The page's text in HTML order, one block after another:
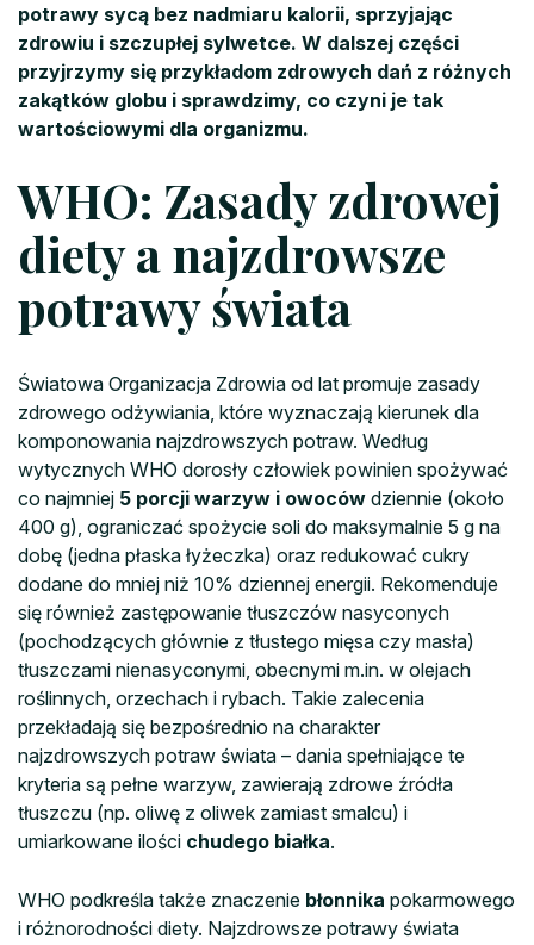
potrawy sycą bez nadmiaru kalorii, sprzyjając
zdrowiu i szczupłej sylwetce. W dalszej części
przyjrzymy się przykładom zdrowych dań z różnych
zakątków globu i sprawdzimy, co czyni je tak
wartościowymi dla organizmu.
WHO: Zasady zdrowej
diety a najzdrowsze
potrawy świata
Światowa Organizacja Zdrowia od lat promuje zasady
zdrowego odżywiania, które wyznaczają kierunek dla
komponowania najzdrowszych potraw. Według
wytycznych WHO dorosły człowiek powinien spożywać
co najmniej 5 porcji warzyw i owoców dziennie (około
400 g), ograniczać spożycie soli do maksymalnie 5 g na
dobę (jedna płaska łyżeczka) oraz redukować cukry
dodane do mniej niż 10% dziennej energii. Rekomenduje
się również zastępowanie tłuszczów nasyconych
(pochodzących głównie z tłustego mięsa czy masła)
tłuszczami nienasyconymi, obecnymi m.in. w olejach
roślinnych, orzechach i rybach. Takie zalecenia
przekładają się bezpośrednio na charakter
najzdrowszych potraw świata – dania spełniające te
kryteria są pełne warzyw, zawierają zdrowe źródła
tłuszczu (np. oliwę z oliwek zamiast smalcu) i
umiarkowane ilości chudego białka.
WHO podkreśla także znaczenie błonnika pokarmowego
i różnorodności diety. Najzdrowsze potrawy świata